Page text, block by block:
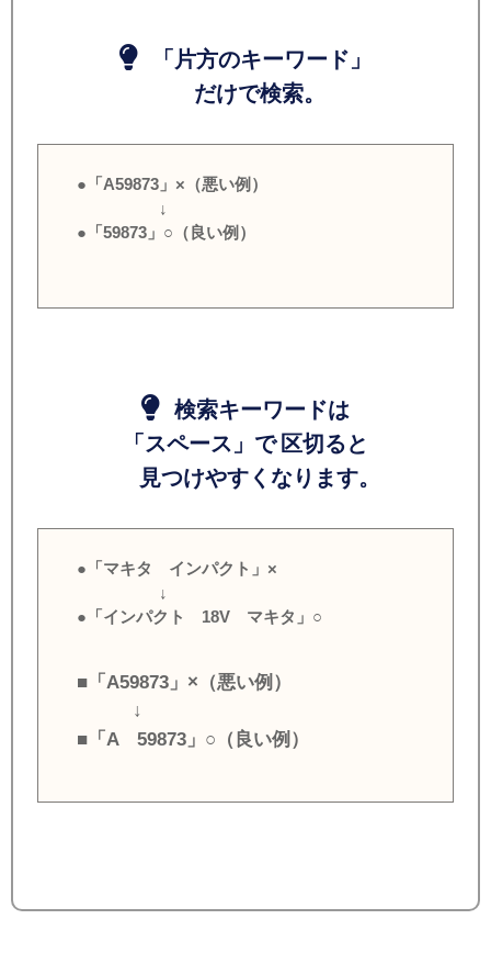
「片方のキーワード」
だけで検索。
●「A59873」×（悪い例）
↓
●「59873」○（良い例）
検索キーワードは
「スペース」で 区切ると
見つけやすくなります。
●「マキタ インパクト」×
↓
●「インパクト 18V マキタ」○
■「A59873」×（悪い例）
↓
■「A 59873」○（良い例）